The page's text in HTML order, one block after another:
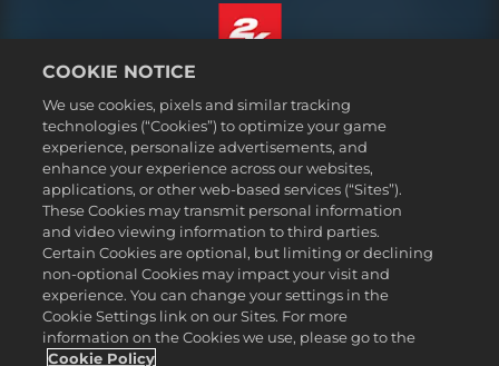
Termos legais
Política de Privacidade
Política de Cookies
Suporte
Não vender nem compartilhar minhas informações pessoais
Consulta de pedidos e reembolsos
Parceiros de anúncios 2K
©2016-2026 Take-Two Interactive Software Inc. 2K, Firaxis Games,
Civilization, and their respective logos are trademarks of Take-Two
Português - Brasil
COOKIE NOTICE
We use cookies, pixels and similar tracking
technologies (“Cookies”) to optimize your game
experience, personalize advertisements, and
enhance your experience across our websites,
applications, or other web-based services (“Sites”).
These Cookies may transmit personal information
and video viewing information to third parties.
Certain Cookies are optional, but limiting or declining
non-optional Cookies may impact your visit and
experience. You can change your settings in the
Cookie Settings link on our Sites. For more
information on the Cookies we use, please go to the
Cookie Policy